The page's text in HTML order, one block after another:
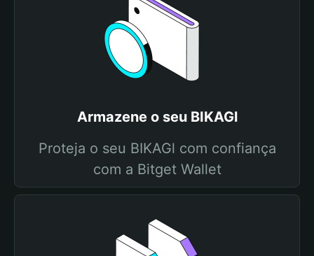
Armazene o seu BIKAGl
Proteja o seu BIKAGl com confiança
com a Bitget Wallet